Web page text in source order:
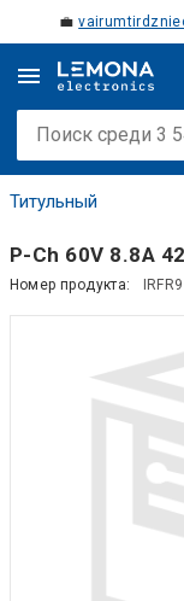
💼
Титульный
P-Ch 60V 8.8A
Номер продукта: